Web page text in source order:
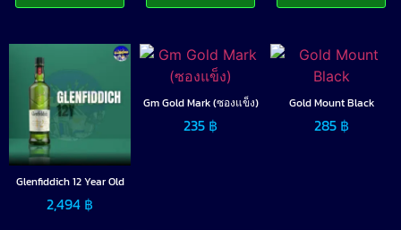
Glenfiddich 12 Year Old
2,494 ฿
Gm Gold Mark (ซองแข็ง)
235 ฿
Gold Mount Black
285 ฿